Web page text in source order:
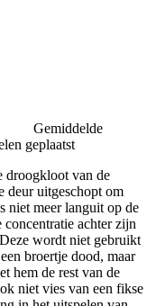
Gemiddelde
geplaatst
droogkloot van de
deur uitgeschopt om
niet meer languit op de
achter zijn
wordt niet gebruikt
broertje dood, maar
hem de rest van de
niet vies van een fikse